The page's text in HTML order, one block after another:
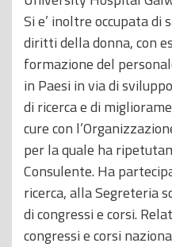
Si e’ inoltre occupata
diritti della donna, con
formazione del
in Paesi in via di
di ricerca e di
cure con
per la quale ha
Consulente. Ha
ricerca, alla Segreteria
di congressi e corsi.
congressi e corsi